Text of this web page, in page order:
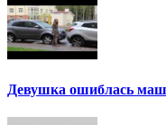
Девушка ошиблась